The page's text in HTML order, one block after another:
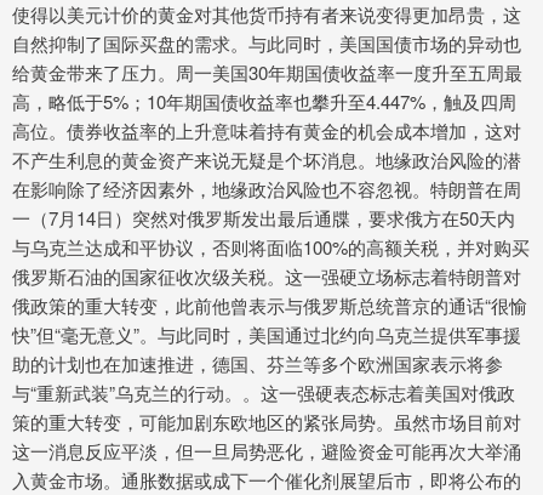
使得以美元计价的黄金对其他货币持有者来说变得更加昂贵，这
自然抑制了国际买盘的需求。与此同时，美国国债市场的异动也
给黄金带来了压力。周一美国30年期国债收益率一度升至五周最
高，略低于5%；10年期国债收益率也攀升至4.447%，触及四周
高位。债券收益率的上升意味着持有黄金的机会成本增加，这对
不产生利息的黄金资产来说无疑是个坏消息。地缘政治风险的潜
在影响除了经济因素外，地缘政治风险也不容忽视。特朗普在周
一（7月14日）突然对俄罗斯发出最后通牒，要求俄方在50天内
与乌克兰达成和平协议，否则将面临100%的高额关税，并对购买
俄罗斯石油的国家征收次级关税。这一强硬立场标志着特朗普对
俄政策的重大转变，此前他曾表示与俄罗斯总统普京的通话“很愉
快”但“毫无意义”。与此同时，美国通过北约向乌克兰提供军事援
助的计划也在加速推进，德国、芬兰等多个欧洲国家表示将参
与“重新武装”乌克兰的行动。。这一强硬表态标志着美国对俄政
策的重大转变，可能加剧东欧地区的紧张局势。虽然市场目前对
这一消息反应平淡，但一旦局势恶化，避险资金可能再次大举涌
入黄金市场。通胀数据或成下一个催化剂展望后市，即将公布的